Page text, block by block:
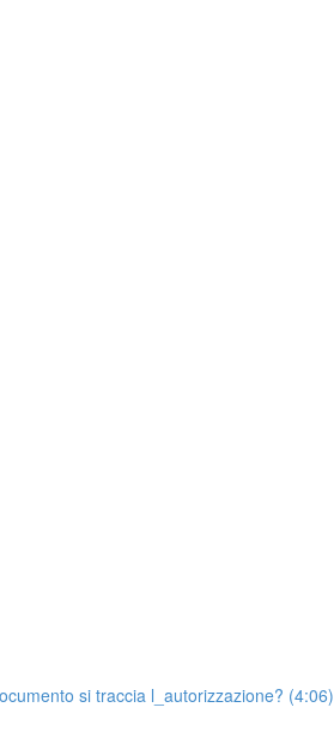
si traccia l_autorizzazione? (4:06)